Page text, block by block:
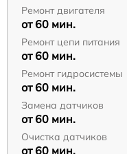
Ремонт двигателя
от 60 мин.
Ремонт цепи питания
от 60 мин.
Ремонт гидросистемы
от 60 мин.
Замена датчиков
от 60 мин.
Очистка датчиков
от 60 мин.